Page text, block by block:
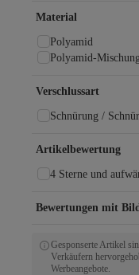
Material
Polyamid
Polyamid-Mischung
Verschlussart
Schnürung /
Artikelbewertung
4 Sterne und
Bewertungen mit
Gesponserte Artikel
Verkäufern
Werbeangebote.